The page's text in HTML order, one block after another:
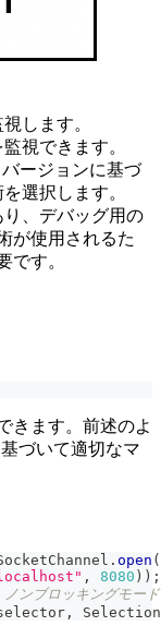
します。
視できます。
バージョンに基づ
選択します。
り、デバッグ用の
が使用されるた
です。
きます。前述のよ
づいて適切なマ
. open (
, 8080 ) ) ;
ンブロッキングモード
,